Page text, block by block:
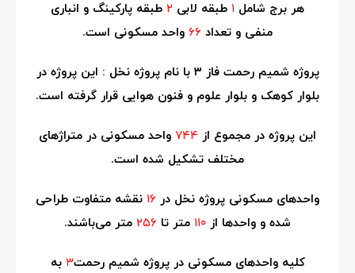
هر برج شامل ۱ طبقه لابی ۲ طبقه پارکینگ و انباری
منفی و تعداد ۶۶ واحد مسکونی است.
پروژه شمیم رحمت فاز ۳ با نام پروژه نخل : این پروژه در
بلوار کوهک و بلوار علوم و فنون هوایی قرار گرفته است.
این پروژه در مجموع از ۷۴۴ واحد مسکونی در متراژهای
مختلف تشکیل شده است.
واحدهای مسکونی پروژه نخل در ۱۶ نقشه متفاوت طراحی
شده و واحدها از ۱۱۰ متر تا ۲۵۶ متر می‌باشند.
کلیه واحدهای مسکونی در پروژه شمیم رحمت۳ به